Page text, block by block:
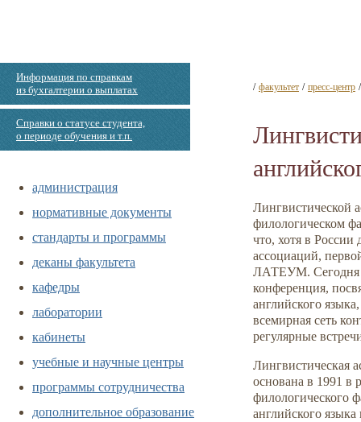
Информация по справкам
из бухгалтерии о выплатах
Справки о статусе студента,
о периоде обучения и т.п.
администрация
нормативные документы
стандарты и программы
деканы факультета
кафедры
лаборатории
кабинеты
учебные и научные центры
программы сотрудничества
дополнительное образование
/ факультет / пресс-центр
Лингвистической
филологическом
что, хотя в России
ассоциаций,
ЛАТЕУМ. Сегодня
конференция,
английского
всемирная сеть
регулярные
Лингвистическая
основана в 1991 в
филологического
английского